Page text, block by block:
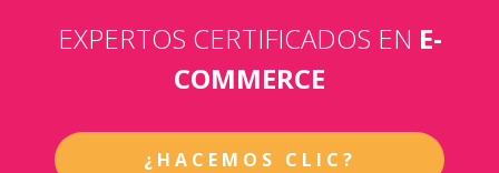
EXPERTOS CERTIFICADOS EN E-
COMMERCE
¿HACEMOS CLIC?